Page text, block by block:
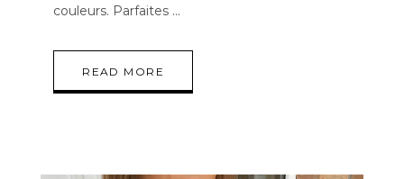
couleurs. Parfaites
READ MORE